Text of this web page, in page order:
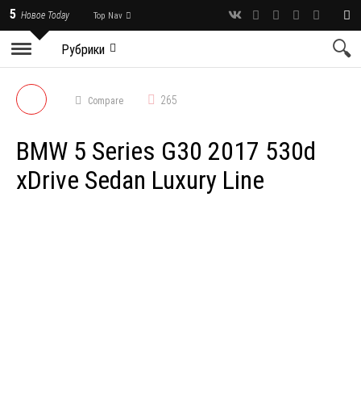
5 Новое Today Top Nav
Рубрики
Compare 265
BMW 5 Series G30 2017 530d
xDrive Sedan Luxury Line